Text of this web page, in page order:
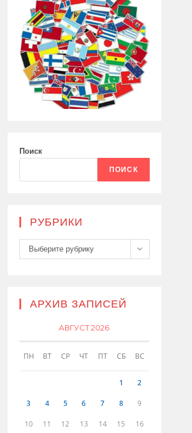
Поиск
ПОИСК
РУБРИКИ
Рубрики
Выберите рубрику
АРХИВ ЗАПИСЕЙ
АВГУСТ 2026
ПН ВТ СР ЧТ ПТ СБ ВС
1 2
3 4 5 6 7 8 9
10 11 12 13 14 15 16